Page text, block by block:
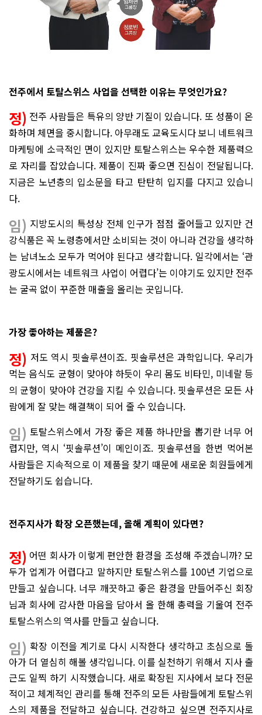
전주에서 토탈스위스 사업을 선택한 이유는 무엇인가요?
정) 전주 사람들은 특유의 양반 기질이 있습니다. 또 성품이 온
화하며 체면을 중시합니다. 아무래도 교육도시다 보니 네트워크
마케팅에 소극적인 면이 있지만 토탈스위스는 우수한 제품력으
로 자리를 잡았습니다. 제품이 진짜 좋으면 진심이 전달됩니다.
지금은 노년층의 입소문을 타고 탄탄히 입지를 다지고 있습니
다.
임) 지방도시의 특성상 전체 인구가 점점 줄어들고 있지만 건
강식품은 꼭 노령층에서만 소비되는 것이 아니라 건강을 생각하
는 남녀노소 모두가 먹어야 된다고 생각합니다. 일각에서는 ‘관
광도시에서는 네트워크 사업이 어렵다’는 이야기도 있지만 전주
는 굴곡 없이 꾸준한 매출을 올리는 곳입니다.
가장 좋아하는 제품은?
정) 저도 역시 핏솔루션이죠. 핏솔루션은 과학입니다. 우리가
먹는 음식도 균형이 맞아야 하듯이 우리 몸도 비타민, 미네랄 등
의 균형이 맞아야 건강을 지킬 수 있습니다. 핏솔루션은 모든 사
람에게 잘 맞는 해결책이 되어 줄 수 있습니다.
임) 토탈스위스에서 가장 좋은 제품 하나만을 뽑기란 너무 어
렵지만, 역시 ‘핏솔루션’이 메인이죠. 핏솔루션을 한번 먹어본
사람들은 지속적으로 이 제품을 찾기 때문에 새로운 회원들에게
전달하기도 쉽습니다.
전주지사가 확장 오픈했는데, 올해 계획이 있다면?
정) 어떤 회사가 이렇게 편안한 환경을 조성해 주겠습니까? 모
두가 업계가 어렵다고 말하지만 토탈스위스를 100년 기업으로
만들고 싶습니다. 너무 깨끗하고 좋은 환경을 만들어주신 회장
님과 회사에 감사한 마음을 담아서 올 한해 총력을 기울여 전주
토탈스위스의 역사를 만들고 싶습니다.
임) 확장 이전을 계기로 다시 시작한다 생각하고 초심으로 돌
아가 더 열심히 해볼 생각입니다. 이를 실천하기 위해서 지사 출
근도 일찍 하기 시작했습니다. 새로 확장된 지사에서 보다 전문
적이고 체계적인 관리를 통해 전주의 모든 사람들에게 토탈스위
스의 제품을 전달하고 싶습니다. 건강하고 싶으면 전주지사로